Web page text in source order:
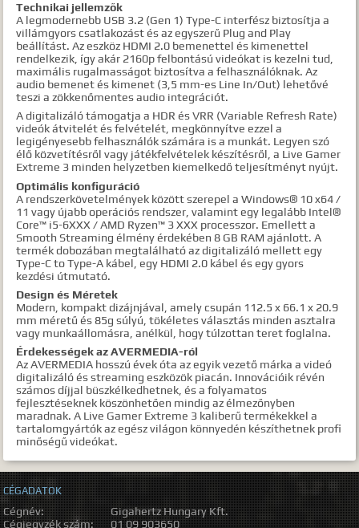
Technikai jellemzők
A legmodernebb USB 3.2 (Gen 1) Type-C interfész biztosítja a
villámgyors csatlakozást és az egyszerű Plug and Play
beállítást. Az eszköz HDMI 2.0 bemenettel és kimenettel
rendelkezik, így akár 2160p felbontású videókat is kezelni tud,
maximális rugalmasságot biztosítva a felhasználóknak. Az
audio bemenet és kimenet (3,5 mm-es Line In/Out) lehetővé
teszi a zökkenőmentes audio integrációt.
A digitalizáló támogatja a HDR és VRR (Variable Refresh Rate)
videók átvitelét és felvételét, megkönnyítve ezzel a
legigényesebb felhasználók számára is a munkát. Legyen szó
élő közvetítésről vagy játékfelvételek készítésről, a Live Gamer
Extreme 3 minden helyzetben kiemelkedő teljesítményt nyújt.
Optimális konfiguráció
A rendszerkövetelmények között szerepel a Windows® 10 x64 /
11 vagy újabb operációs rendszer, valamint egy legalább Intel®
Core™ i5-6XXX / AMD Ryzen™ 3 XXX processzor. Emellett a
Smooth Streaming élmény érdekében 8 GB RAM ajánlott. A
termék dobozában megtalálható az digitalizáló mellett egy
Type-C to Type-A kábel, egy HDMI 2.0 kábel és egy gyors
kezdési útmutató.
Design és Méretek
Modern, kompakt dizájnjával, amely csupán 112.5 x 66.1 x 20.9
mm méretű és 85g súlyú, tökéletes választás minden asztalra
vagy munkaállomásra, anélkül, hogy túlzottan teret foglalna.
Érdekességek az AVERMEDIA-ról
Az AVERMEDIA hosszú évek óta az egyik vezető márka a videó
digitalizáló és streaming eszközök piacán. Innovációik révén
számos díjjal büszkélkedhetnek, és a folyamatos
fejlesztéseknek köszönhetően mindig az élmezőnyben
maradnak. A Live Gamer Extreme 3 kaliberű termékekkel a
tartalomgyártók az egész világon könnyedén készíthetnek profi
minőségű videókat.
CÉGADATOK
Cégnév:
Gigahertz Hungary Kft.
Cégjegyzék szám:
01 09 903650